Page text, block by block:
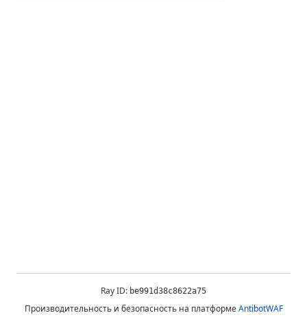
Ray ID: be991d38c8622a75
Производительность и безопасность на платформеAntibotWAF